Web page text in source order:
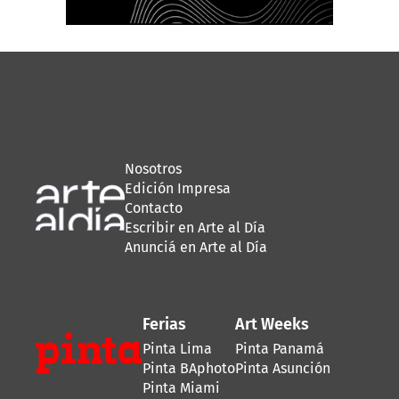
Nosotros
Edición Impresa
Contacto
Escribir en Arte al Día
Anunciá en Arte al Día
Ferias
Pinta Lima
Pinta BAphoto
Pinta Miami
Art Weeks
Pinta Panamá
Pinta Asunción